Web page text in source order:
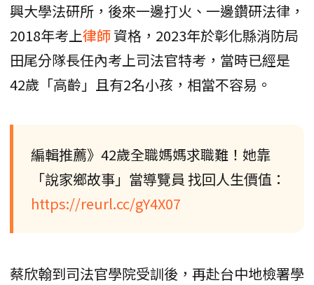
興大學法研所，後來一邊打火、一邊鑽研法律，
2018年考上律師資格，2023年於彰化縣消防局
田尾分隊長任內考上司法官特考，當時已經是
42歲「高齡」且有2名小孩，相當不容易。
編輯推薦》42歲全職媽媽求職難！她靠
「說家鄉故事」當導覽員 找回人生價值：
https://reurl.cc/gY4X07
蔡欣翰到司法官學院受訓後，再赴台中地檢署學